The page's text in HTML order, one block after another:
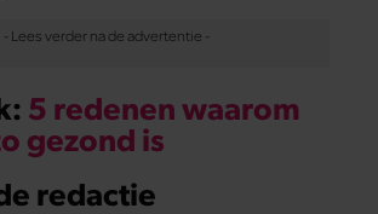
5 redenen waarom
gezond is
redactie